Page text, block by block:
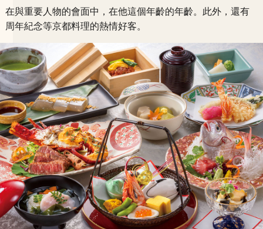
在與重要人物的會面中，在他這個年齡的年齡。此外，還有
周年紀念等京都料理的熱情好客。